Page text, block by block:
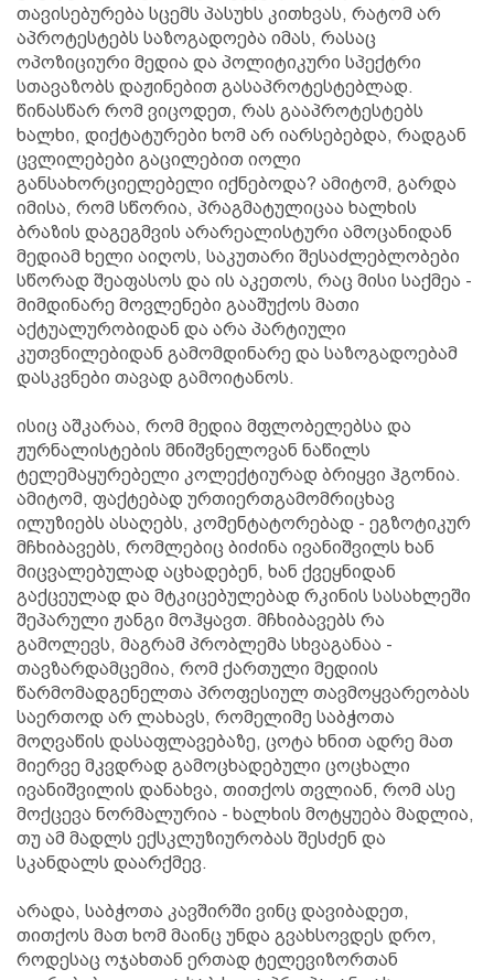
თავისებურება სცემს პასუხს კითხვას, რატომ არ
აპროტესტებს საზოგადოება იმას, რასაც
ოპოზიციური მედია და პოლიტიკური სპექტრი
სთავაზობს დაჟინებით გასაპროტესტებლად.
წინასწარ რომ ვიცოდეთ, რას გააპროტესტებს
ხალხი, დიქტატურები ხომ არ იარსებებდა, რადგან
ცვლილებები გაცილებით იოლი
განსახორციელებელი იქნებოდა? ამიტომ, გარდა
იმისა, რომ სწორია, პრაგმატულიცაა ხალხის
ბრაზის დაგეგმვის არარეალისტური ამოცანიდან
მედიამ ხელი აიღოს, საკუთარი შესაძლებლობები
სწორად შეაფასოს და ის აკეთოს, რაც მისი საქმეა -
მიმდინარე მოვლენები გააშუქოს მათი
აქტუალურობიდან და არა პარტიული
კუთვნილებიდან გამომდინარე და საზოგადოებამ
დასკვნები თავად გამოიტანოს.
ისიც აშკარაა, რომ მედია მფლობელებსა და
ჟურნალისტების მნიშვნელოვან ნაწილს
ტელემაყურებელი კოლექტიურად ბრიყვი ჰგონია.
ამიტომ, ფაქტებად ურთიერთგამომრიცხავ
ილუზიებს ასაღებს, კომენტატორებად - ეგზოტიკურ
მჩხიბავებს, რომლებიც ბიძინა ივანიშვილს ხან
მიცვალებულად აცხადებენ, ხან ქვეყნიდან
გაქცეულად და მტკიცებულებად რკინის სასახლეში
შეპარული ჟანგი მოჰყავთ. მჩხიბავებს რა
გამოლევს, მაგრამ პრობლემა სხვაგანაა -
თავზარდამცემია, რომ ქართული მედიის
წარმომადგენელთა პროფესიულ თავმოყვარეობას
საერთოდ არ ლახავს, რომელიმე საბჭოთა
მოღვაწის დასაფლავებაზე, ცოტა ხნით ადრე მათ
მიერვე მკვდრად გამოცხადებული ცოცხალი
ივანიშვილის დანახვა, თითქოს თვლიან, რომ ასე
მოქცევა ნორმალურია - ხალხის მოტყუება მადლია,
თუ ამ მადლს ექსკლუზიურობას შესძენ და
სკანდალს დაარქმევ.
არადა, საბჭოთა კავშირში ვინც დავიბადეთ,
თითქოს მათ ხომ მაინც უნდა გვახსოვდეს დრო,
როდესაც ოჯახთან ერთად ტელევიზორთან